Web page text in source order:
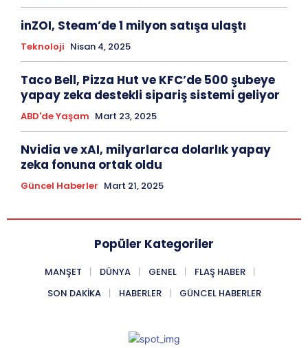
inZOI, Steam’de 1 milyon satışa ulaştı
Teknoloji Nisan 4, 2025
Taco Bell, Pizza Hut ve KFC’de 500 şubeye
yapay zeka destekli sipariş sistemi geliyor
ABD'de Yaşam Mart 23, 2025
Nvidia ve xAI, milyarlarca dolarlık yapay
zeka fonuna ortak oldu
Güncel Haberler Mart 21, 2025
Popüler Kategoriler
MANŞET DÜNYA GENEL
FLAŞ HABER
SON DAKIKA
HABERLER GÜNCEL HABERLER